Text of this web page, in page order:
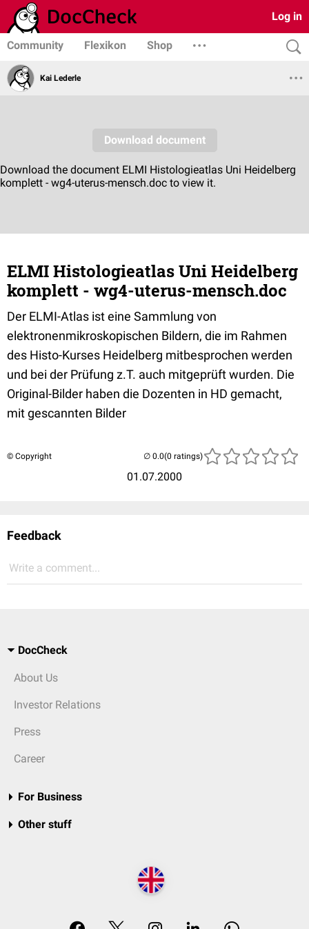
Log in
Community Flexikon Shop
Kai Lederle
ELMI Histologieatlas Uni Heidelberg
komplett - wg4-uterus-mensch.doc
Der ELMI-Atlas ist eine Sammlung von
elektronenmikroskopischen Bildern, die im Rahmen
des Histo-Kurses Heidelberg mitbesprochen werden
und bei der Prüfung z.T. auch mitgeprüft wurden. Die
Original-Bilder haben die Dozenten in HD gemacht,
mit gescannten Bilder
© Copyright
01.07.2000
(0 ratings)
Feedback
Write a comment...
DocCheck
About Us
Investor Relations
Press
Career
For Business
Other stuff